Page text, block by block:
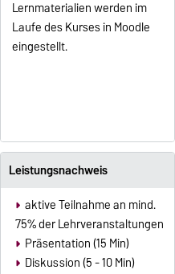
Lernmaterialien werden im
Laufe des Kurses in Moodle
eingestellt.
Leistungsnachweis
aktive Teilnahme an mind.
75% der Lehrveranstaltungen
Präsentation (15 Min)
Diskussion (5 - 10 Min)